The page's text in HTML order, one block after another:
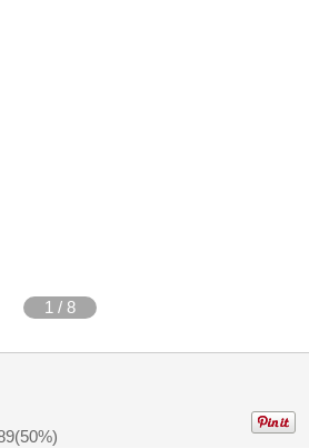
1 / 8
(50%)